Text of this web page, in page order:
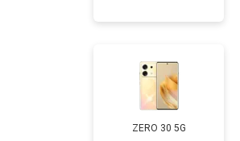
Ремонт динамика
ZERO 30 5G